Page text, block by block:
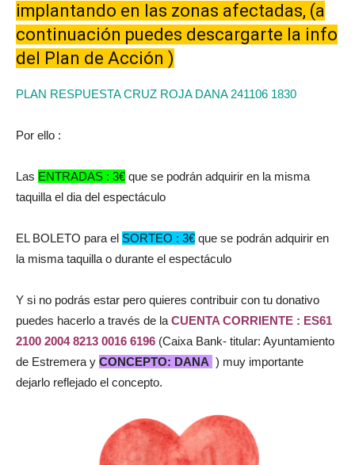
implantando en las zonas afectadas, (a
continuación puedes descargarte la info
del Plan de Acción )
PLAN RESPUESTA CRUZ ROJA DANA 241106 1830
Por ello :
Las ENTRADAS : 3€ que se podrán adquirir en la misma
taquilla el dia del espectáculo
EL BOLETO para el SORTEO : 3€ que se podrán adquirir en
la misma taquilla o durante el espectáculo
Y si no podrás estar pero quieres contribuir con tu donativo
puedes hacerlo a través de la CUENTA CORRIENTE : ES61
2100 2004 8213 0016 6196 (Caixa Bank- titular: Ayuntamiento
de Estremera y CONCEPTO: DANA ) muy importante
dejarlo reflejado el concepto.